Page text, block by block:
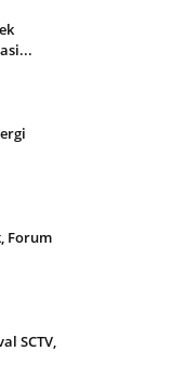
Forum
SCTV,